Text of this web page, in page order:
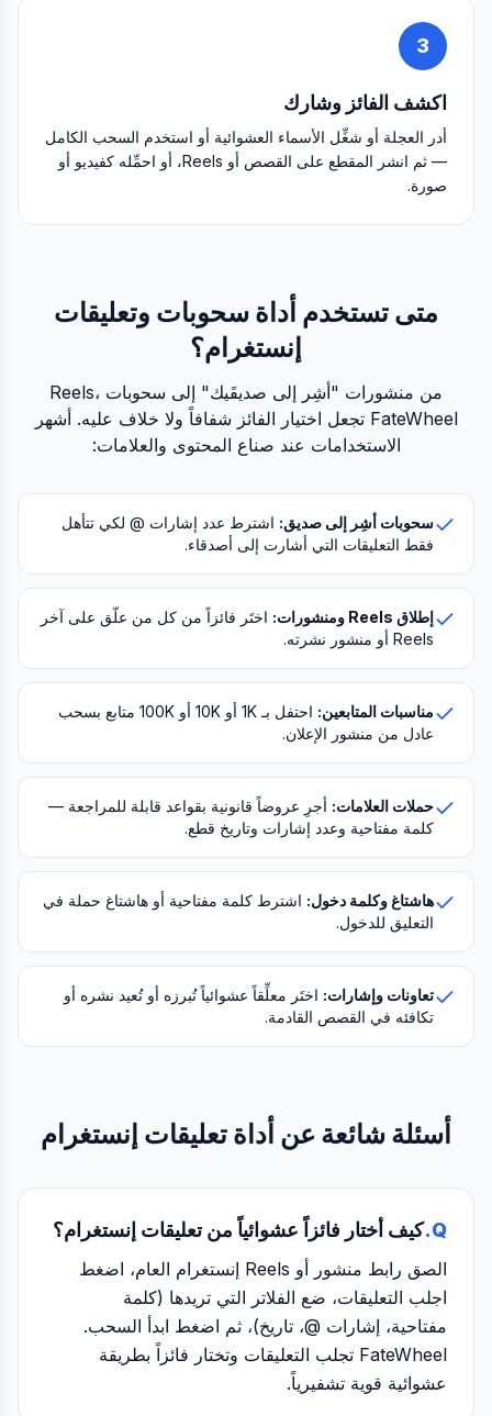
3
اكشف الفائز وشارك
أدر العجلة أو شغِّل الأسماء العشوائية أو استخدم السحب الكامل
— ثم انشر المقطع على القصص أو Reels، أو احمِّله كفيديو أو
صورة.
متى تستخدم أداة سحوبات وتعليقات
إنستغرام؟
من منشورات "أشِر إلى صديقَيك" إلى سحوبات Reels،
FateWheel تجعل اختيار الفائز شفافاً ولا خلاف عليه. أشهر
الاستخدامات عند صناع المحتوى والعلامات:
سحوبات أشِر إلى صديق: اشترط عدد إشارات @ لكي تتأهل
فقط التعليقات التي أشارت إلى أصدقاء.
إطلاق Reels ومنشورات:
اختَر فائزاً من كل من علّق على آخر
Reels أو منشور نشرته.
مناسبات المتابعين:
احتفل بـ 1K أو 10K أو 100K متابع بسحب
عادل من منشور الإعلان.
حملات العلامات: أجرِ عروضاً قانونية بقواعد قابلة للمراجعة —
كلمة مفتاحية وعدد إشارات وتاريخ قطع.
هاشتاغ وكلمة دخول: اشترط كلمة مفتاحية أو هاشتاغ حملة في
التعليق للدخول.
تعاونات وإشارات: اختَر معلِّقاً عشوائياً تُبرزه أو تُعيد نشره أو
تكافئه في القصص القادمة.
أسئلة شائعة عن أداة تعليقات إنستغرام
Q. كيف أختار فائزاً عشوائياً من تعليقات إنستغرام؟
الصق رابط منشور أو Reels إنستغرام العام، اضغط
اجلب التعليقات، ضع الفلاتر التي تريدها (كلمة
مفتاحية، إشارات @، تاريخ)، ثم اضغط ابدأ السحب.
FateWheel تجلب التعليقات وتختار فائزاً بطريقة
عشوائية قوية تشفيرياً.